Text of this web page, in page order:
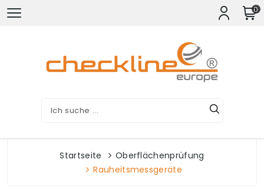
0
Startseite
Oberflächenprüfung
Rauheitsmessgeräte